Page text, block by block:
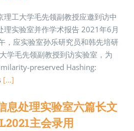
理工大学毛先领副教授应邀到访中
理实验室并作学术报告 2021年6月
，应实验室孙乐研究员和韩先培研
学毛先领副教授到访实验室，为
preserved Hashing:
[...]
息处理实验室六篇长文
主会录用